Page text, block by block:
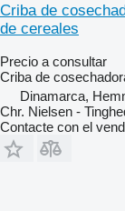
Criba de
de cereales
Precio a consultar
Criba de
Dinamarca,
Chr. Nielsen -
Contacte con el